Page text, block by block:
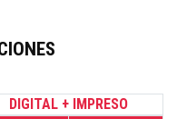
DIGITAL + IMPRESO